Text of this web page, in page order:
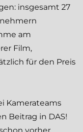
insgesamt 27
am
Film,
für den Preis
Kamerateams
Beitrag in DAS!